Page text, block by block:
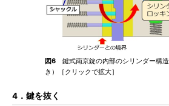
図6 鍵式南京錠の内部のシリンダー構
き）［クリックで拡大］
4．鍵を抜く